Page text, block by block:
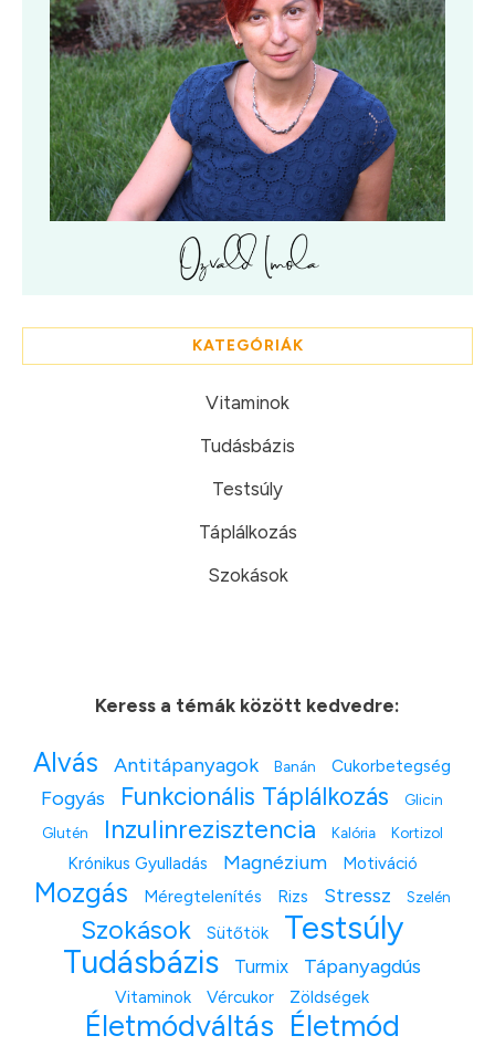
KATEGÓRIÁK
Vitaminok
Tudásbázis
Testsúly
Táplálkozás
Szokások
Keress a témák között kedvedre:
Alvás Antitápanyagok Banán Cukorbetegség
Fogyás Funkcionális Táplálkozás
Glicin
Glutén
Inzulinrezisztencia Kalória Kortizol
Krónikus Gyulladás Magnézium Motiváció
Mozgás Méregtelenítés Rizs Stressz Szelén
Szokások Sütőtök Testsúly
Tudásbázis Turmix Tápanyagdús
Vitaminok Vércukor Zöldségek
Életmódváltás Életmód